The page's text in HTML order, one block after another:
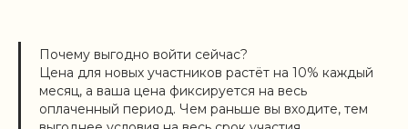
Почему выгодно войти сейчас?
Цена для новых участников растёт на 10% каждый
месяц, а ваша цена фиксируется на весь
оплаченный период. Чем раньше вы входите, тем